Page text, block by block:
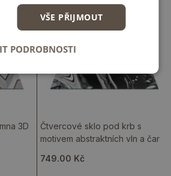
3D
Čtvercové sklo pod krb s
motivem abstraktních vln a čar
749.00 Kč
VŠE PŘIJMOUT
PODROBNOSTI